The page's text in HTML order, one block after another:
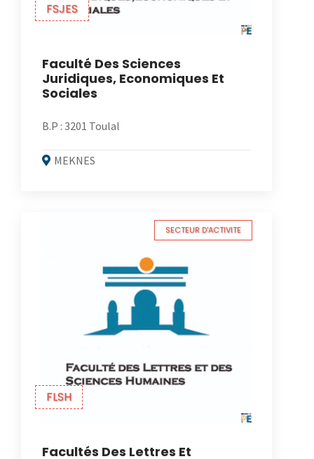
FSJES
Faculté Des Sciences
Juridiques, Economiques Et
Sociales
B.P : 3201 Toulal
MEKNES
FLSH
SECTEUR D'ACTIVITE
Facultés Des Lettres Et